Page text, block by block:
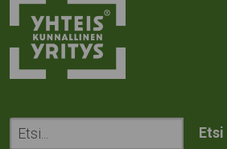
Etsi
sivustolta: